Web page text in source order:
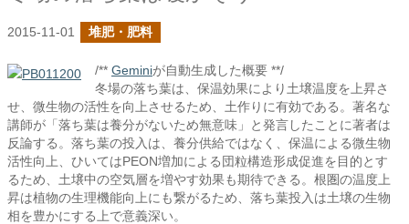
2015-11-01 堆肥・肥料
/** Geminiが自動生成した概要 **/
冬場の落ち葉は、保温効果により土壌温度を上昇さ
せ、微生物の活性を向上させるため、土作りに有効である。著名な
講師が「落ち葉は養分がないため無意味」と発言したことに著者は
反論する。落ち葉の投入は、養分供給ではなく、保温による微生物
活性向上、ひいてはPEON増加による団粒構造形成促進を目的とす
るため、土壌中の空気層を増やす効果も期待できる。根圏の温度上
昇は植物の生理機能向上にも繋がるため、落ち葉投入は土壌の生物
相を豊かにする上で意義深い。